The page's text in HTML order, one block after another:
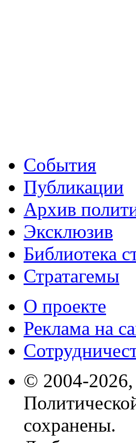
События
Публикации
Архив
Эксклюзив
Библиотека
Стратагемы
О проекте
Реклама на
© 2004-
сохранены.